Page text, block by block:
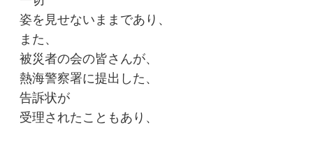
姿を見せないままであり、
また、
被災者の会の皆さんが、
熱海警察署に提出した、
告訴状が
受理されたこともあり、